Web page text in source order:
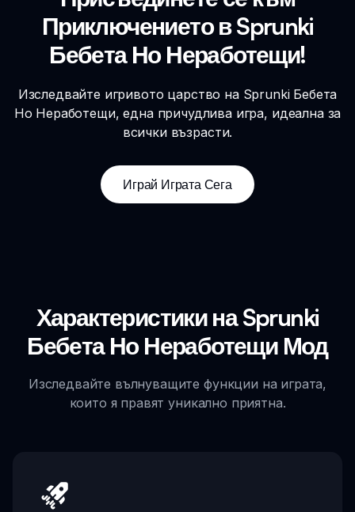
Приключението в Sprunki
Бебета Но Неработещи!
Изследвайте игривото царство на Sprunki Бебета
Но Неработещи, една причудлива игра, идеална за
всички възрасти.
Играй Играта Сега
Характеристики на Sprunki
Бебета Но Неработещи Мод
Изследвайте вълнуващите функции на играта,
които я правят уникално приятна.